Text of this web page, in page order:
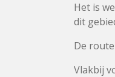
Het is
dit
De
Vlakbij